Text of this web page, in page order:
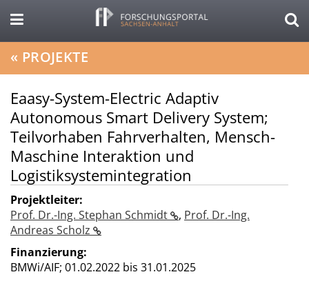
« PROJEKTE
Eaasy-System-Electric Adaptiv
Autonomous Smart Delivery System;
Teilvorhaben Fahrverhalten, Mensch-
Maschine Interaktion und
Logistiksystemintegration
Projektleiter:
Prof. Dr.-Ing. Stephan Schmidt
, Prof. Dr.-Ing.
Andreas Scholz
Finanzierung:
BMWi/AIF; 01.02.2022 bis 31.01.2025